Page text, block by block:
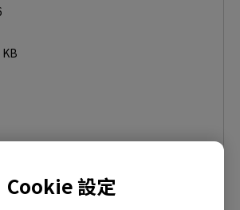
Cookie 設定